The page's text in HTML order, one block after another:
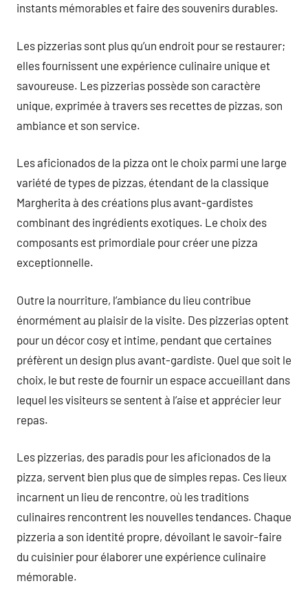
instants mémorables et faire des souvenirs durables.
Les pizzerias sont plus qu’un endroit pour se restaurer;
elles fournissent une expérience culinaire unique et
savoureuse. Les pizzerias possède son caractère
unique, exprimée à travers ses recettes de pizzas, son
ambiance et son service.
Les aficionados de la pizza ont le choix parmi une large
variété de types de pizzas, étendant de la classique
Margherita à des créations plus avant-gardistes
combinant des ingrédients exotiques. Le choix des
composants est primordiale pour créer une pizza
exceptionnelle.
Outre la nourriture, l’ambiance du lieu contribue
énormément au plaisir de la visite. Des pizzerias optent
pour un décor cosy et intime, pendant que certaines
préfèrent un design plus avant-gardiste. Quel que soit le
choix, le but reste de fournir un espace accueillant dans
lequel les visiteurs se sentent à l’aise et apprécier leur
repas.
Les pizzerias, des paradis pour les aficionados de la
pizza, servent bien plus que de simples repas. Ces lieux
incarnent un lieu de rencontre, où les traditions
culinaires rencontrent les nouvelles tendances. Chaque
pizzeria a son identité propre, dévoilant le savoir-faire
du cuisinier pour élaborer une expérience culinaire
mémorable.